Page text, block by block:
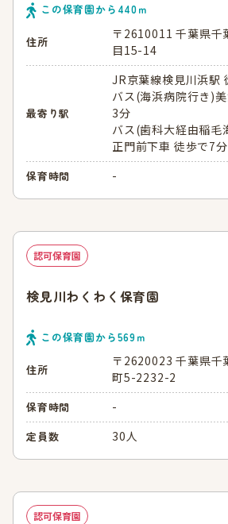
この保育園から 440ｍ
住所
〒2610011 千葉県千
目15-14
最寄り駅
JR京葉線検見川浜駅
バス(海浜病院行き)
3分
バス(歯科大経由稲毛
正門前下車 徒歩で7分
保育時間 -
認可保育園
検見川わくわく保育園
この保育園から569ｍ
住所
〒2620023 千葉県千
町5-2232-2
保育時間 -
定員数 30人
認可保育園